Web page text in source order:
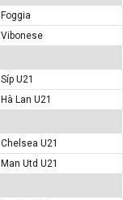
Foggia
Vibonese
Síp U21
Hà Lan U21
Chelsea U21
Man Utd U21